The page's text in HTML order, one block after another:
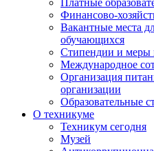
Платные
Финансово-
Вакантные места
обучающихся
Стипендии и меры
Международное
Организация
организации
Образовательные
О техникуме
Техникум сегодня
Музей